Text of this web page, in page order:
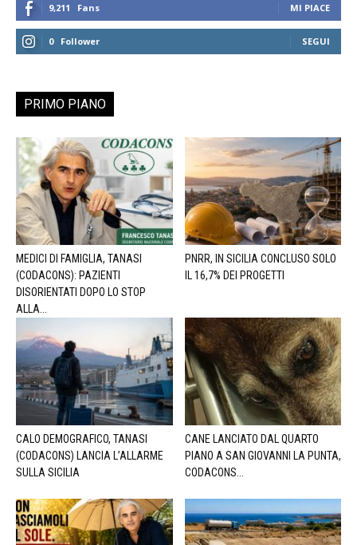
9,211 Fans MI PIACE
0 Follower SEGUI
PRIMO PIANO
MEDICI DI FAMIGLIA, TANASI
(CODACONS): PAZIENTI
DISORIENTATI DOPO LO STOP
ALLA...
PNRR, IN SICILIA CONCLUSO SOLO
IL 16,7% DEI PROGETTI
CALO DEMOGRAFICO, TANASI
(CODACONS) LANCIA L’ALLARME
SULLA SICILIA
CANE LANCIATO DAL QUARTO
PIANO A SAN GIOVANNI LA PUNTA,
CODACONS...